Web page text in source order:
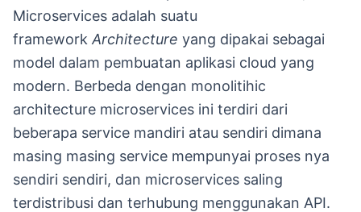
Microservices adalah suatu
framework Architecture yang dipakai sebagai
model dalam pembuatan aplikasi cloud yang
modern. Berbeda dengan monolitihic
architecture microservices ini terdiri dari
beberapa service mandiri atau sendiri dimana
masing masing service mempunyai proses nya
sendiri sendiri, dan microservices saling
terdistribusi dan terhubung menggunakan API.